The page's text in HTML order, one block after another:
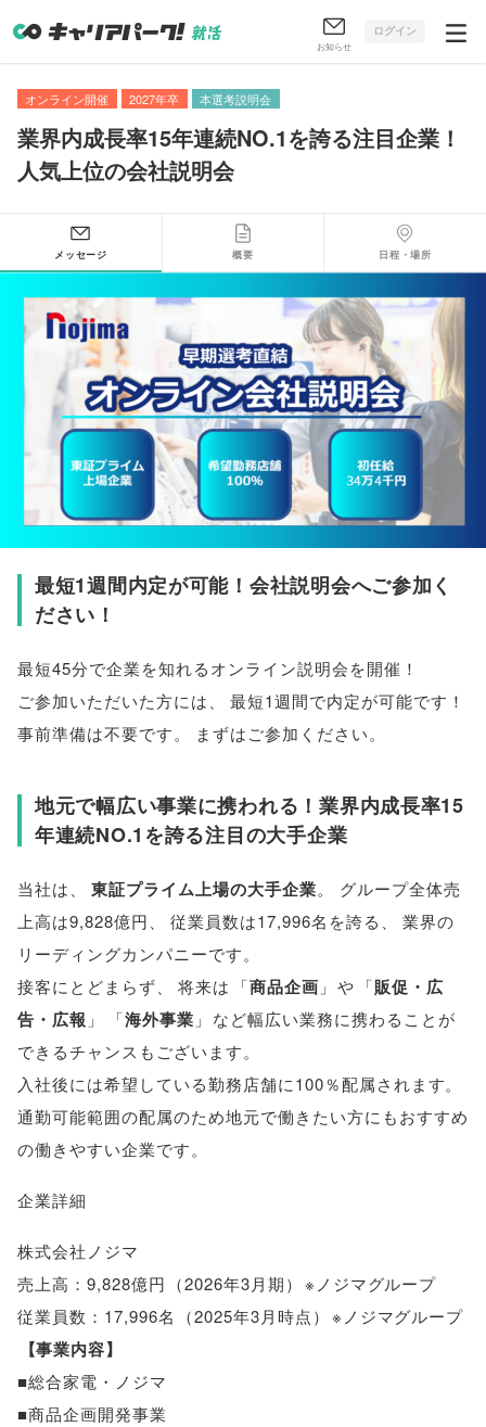
お知らせ
ログイン
オンライン開催 2027年卒 本選考説明会
業界内成長率15年連続NO.1を誇る注目企業！
人気上位の会社説明会
メッセージ 概要 日程・場所
最短1週間内定が可能！会社説明会へご参加く
ださい！
最短45分で企業を知れるオンライン説明会を開催！
ご参加いただいた方には、
最短1週間で内定が可能です！
事前準備は不要です。 まずはご参加ください。
地元で幅広い事業に携われる！業界内成長率15
年連続NO.1を誇る注目の大手企業
当社は、 東証プライム上場の大手企業。
グループ全体売
上高は9,828億円、 従業員数は17,996名を誇る 、
業界の
リーディングカンパニーです。
接客にとどまらず、 将来は 「商品企画 」 や 「販促・広
告・広報 」 「海外事業 」 など幅広い業務に携わることが
できるチャンスもございます。
入社後には希望している勤務店舗に100％配属されます。
通勤可能範囲の配属のため地元で働きたい方にもおすすめ
の働きやすい企業です。
企業詳細
株式会社ノジマ
売上高：9,828億円 （2026年3月期） ※ノジマグループ
従業員数：17,996名
（2025年3月時点） ※ノジマグループ
【事業内容】
■総合家電・ノジマ
■商品企画開発事業